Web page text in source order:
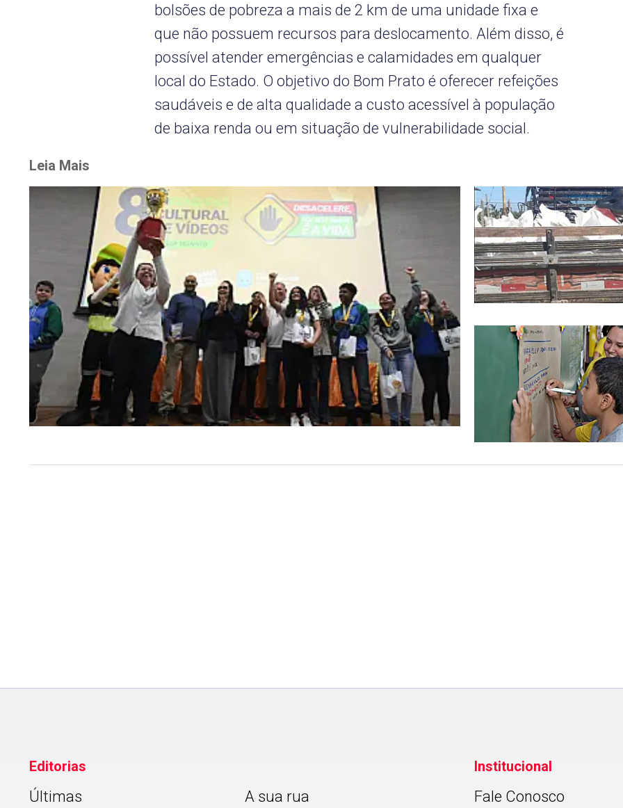
bolsões de pobreza a mais de 2 km de uma unidade fixa e
que não possuem recursos para deslocamento. Além disso, é
possível atender emergências e calamidades em qualquer
local do Estado. O objetivo do Bom Prato é oferecer refeições
saudáveis e de alta qualidade a custo acessível à população
de baixa renda ou em situação de vulnerabilidade social.
Leia Mais
Editorias
Últimas A sua rua
Institucional
Fale Conosco